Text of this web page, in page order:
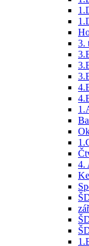
3.
4.